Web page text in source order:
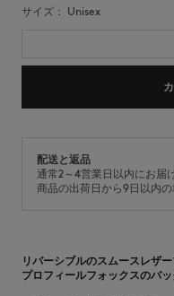
サイズ： unisex
配送と返品
通常2～4営業日以内にお届
商品の出荷日から9日以内
リバーシブルのスムースレザ
プロフィールフォックスのバッ